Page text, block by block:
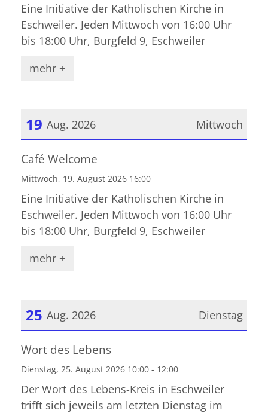
Eine Initiative der Katholischen Kirche in
Eschweiler. Jeden Mittwoch von 16:00 Uhr
bis 18:00 Uhr, Burgfeld 9, Eschweiler
mehr +
Mittwoch
19 Aug. 2026
Datum: 19. August 2026
Café Welcome
Mittwoch, 19. August 2026 16:00
Eine Initiative der Katholischen Kirche in
Eschweiler. Jeden Mittwoch von 16:00 Uhr
bis 18:00 Uhr, Burgfeld 9, Eschweiler
mehr +
Dienstag
25 Aug. 2026
Datum: 25. August 2026
Wort des Lebens
Dienstag, 25. August 2026 10:00 - 12:00
Der Wort des Lebens-Kreis in Eschweiler
trifft sich jeweils am letzten Dienstag im